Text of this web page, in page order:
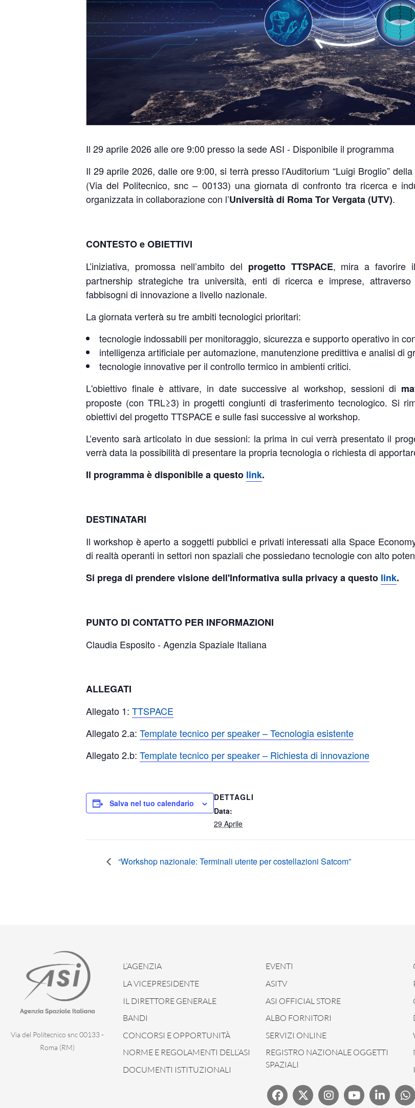
Il 29 aprile 2026 alle ore 9:00 presso la sede ASI - Disponibile il programma
Il 29 aprile 2026, dalle ore 9:00, si terrà presso l’Auditorium “Luigi Broglio”
(Via del Politecnico, snc – 00133) una giornata di confronto tra ricerca e
organizzata in collaborazione con l’Università di Roma Tor Vergata (UTV).
CONTESTO e OBIETTIVI
L’iniziativa, promossa nell’ambito del progetto TTSPACE, mira a favorire
partnership strategiche tra università, enti di ricerca e imprese,
fabbisogni di innovazione a livello nazionale.
La giornata verterà su tre ambiti tecnologici prioritari:
tecnologie indossabili per monitoraggio, sicurezza e supporto operativo in
intelligenza artificiale per automazione, manutenzione predittiva e analisi di
tecnologie innovative per il controllo termico in ambienti critici.
L'obiettivo finale è attivare, in date successive al workshop, sessioni di
proposte (con TRL≥3) in progetti congiunti di trasferimento tecnologico. Si
obiettivi del progetto TTSPACE e sulle fasi successive al workshop.
L’evento sarà articolato in due sessioni: la prima in cui verrà presentato il
verrà data la possibilità di presentare la propria tecnologia o richiesta di
Il programma è disponibile a questo link.
DESTINATARI
Il workshop è aperto a soggetti pubblici e privati interessati alla Space
di realtà operanti in settori non spaziali che possiedano tecnologie con alto
Si prega di prendere visione dell'Informativa sulla privacy a questo link.
PUNTO DI CONTATTO PER INFORMAZIONI
Claudia Esposito - Agenzia Spaziale Italiana
ALLEGATI
Allegato 1: TTSPACE
Allegato 2.a: Template tecnico per speaker – Tecnologia esistente
Allegato 2.b: Template tecnico per speaker – Richiesta di innovazione
Salva nel tuo calendario
DETTAGLI
Data:
29 Aprile
“Workshop nazionale: Terminali utente per costellazioni Satcom”
Via del Politecnico snc 00133 -
Roma (RM)
L’AGENZIA
LA VICEPRESIDENTE
IL DIRETTORE GENERALE
BANDI
CONCORSI E OPPORTUNITÀ
NORME E REGOLAMENTI DELL’ASI
DOCUMENTI ISTITUZIONALI
EVENTI
ASITV
ASI OFFICIAL STORE
ALBO FORNITORI
SERVIZI ONLINE
REGISTRO NAZIONALE OGGETTI
SPAZIALI